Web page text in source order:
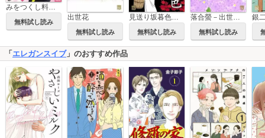
みをつくし料理帖
無料試し読み
出世花
無料試し読み
見送り坂暮色－出世花 其之4
無料試し読み
落合螢－出世花 其之2
無料試し読み
銀
「 エレガンスイブ」のおすすめ作品